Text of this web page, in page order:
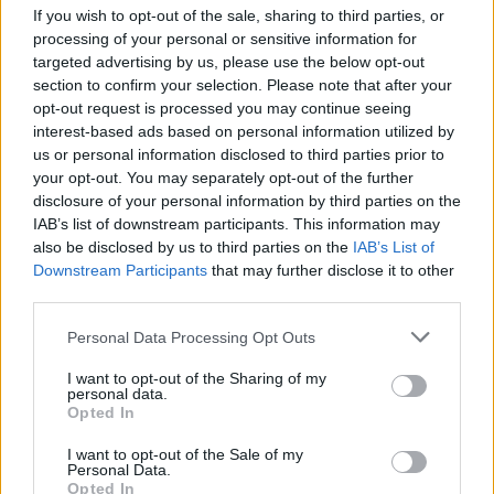
If you wish to opt-out of the sale, sharing to third parties, or
processing of your personal or sensitive information for
targeted advertising by us, please use the below opt-out
section to confirm your selection. Please note that after your
opt-out request is processed you may continue seeing
interest-based ads based on personal information utilized by
us or personal information disclosed to third parties prior to
your opt-out. You may separately opt-out of the further
disclosure of your personal information by third parties on the
IAB’s list of downstream participants. This information may
also be disclosed by us to third parties on the IAB’s List of
Downstream Participants that may further disclose it to other
Personal Data Processing Opt Outs
I want to opt-out of the Sharing of my
personal data.
Opted In
I want to opt-out of the Sale of my
Personal Data.
Opted In
felvételiző ide adta be a jelentkezését, és több mint 8000 új hallgatót
üdvözölhetnek most. "A társadalom mellettünk áll, hisz
értékeinkben" - fogalmazott.
Az eseményen több kitüntetést is átadtak, így a rektor kiváló
sportteljesítményéért Ezüst Eötvös Érmet adományozott a kazanyi
vizes világbajnokságon bronzérmes Kapás Boglárka úszónak, az
egyetem hallgatójának. A szenátusi ülést követően, kora délután
felavatják az egyetemi könyvtár megújult dísztermét.
elte
tanévnyitó
Eötvös Loránd Tudományegyetem
Navracsics Tibor
Mezey Barna